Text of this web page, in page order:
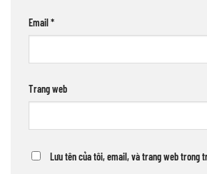
Email*
Trang web
Lưu tên của tôi, email, và trang web trong